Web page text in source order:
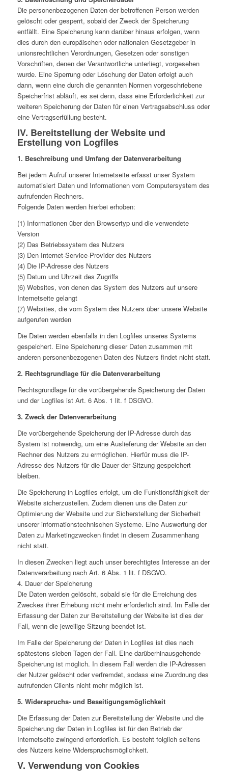
Die personenbezogenen Daten der betroffenen Person werden
gelöscht oder gesperrt, sobald der Zweck der Speicherung
entfällt. Eine Speicherung kann darüber hinaus erfolgen, wenn
dies durch den europäischen oder nationalen Gesetzgeber in
unionsrechtlichen Verordnungen, Gesetzen oder sonstigen
Vorschriften, denen der Verantwortliche unterliegt, vorgesehen
wurde. Eine Sperrung oder Löschung der Daten erfolgt auch
dann, wenn eine durch die genannten Normen vorgeschriebene
Speicherfrist abläuft, es sei denn, dass eine Erforderlichkeit zur
weiteren Speicherung der Daten für einen Vertragsabschluss oder
eine Vertragserfüllung besteht.
IV. Bereitstellung der Website und
Erstellung von Logfiles
1. Beschreibung und Umfang der Datenverarbeitung
Bei jedem Aufruf unserer Internetseite erfasst unser System
automatisiert Daten und Informationen vom Computersystem des
aufrufenden Rechners.
Folgende Daten werden hierbei erhoben:
(1) Informationen über den Browsertyp und die verwendete
Version
(2) Das Betriebssystem des Nutzers
(3) Den Internet-Service-Provider des Nutzers
(4) Die IP-Adresse des Nutzers
(5) Datum und Uhrzeit des Zugriffs
(6) Websites, von denen das System des Nutzers auf unsere
Internetseite gelangt
(7) Websites, die vom System des Nutzers über unsere Website
aufgerufen werden
Die Daten werden ebenfalls in den Logfiles unseres Systems
gespeichert. Eine Speicherung dieser Daten zusammen mit
anderen personenbezogenen Daten des Nutzers findet nicht statt.
2. Rechtsgrundlage für die Datenverarbeitung
Rechtsgrundlage für die vorübergehende Speicherung der Daten
und der Logfiles ist Art. 6 Abs. 1 lit. f DSGVO.
3. Zweck der Datenverarbeitung
Die vorübergehende Speicherung der IP-Adresse durch das
System ist notwendig, um eine Auslieferung der Website an den
Rechner des Nutzers zu ermöglichen. Hierfür muss die IP-
Adresse des Nutzers für die Dauer der Sitzung gespeichert
bleiben.
Die Speicherung in Logfiles erfolgt, um die Funktionsfähigkeit der
Website sicherzustellen. Zudem dienen uns die Daten zur
Optimierung der Website und zur Sicherstellung der Sicherheit
unserer informationstechnischen Systeme. Eine Auswertung der
Daten zu Marketingzwecken findet in diesem Zusammenhang
nicht statt.
In diesen Zwecken liegt auch unser berechtigtes Interesse an der
Datenverarbeitung nach Art. 6 Abs. 1 lit. f DSGVO.
4. Dauer der Speicherung
Die Daten werden gelöscht, sobald sie für die Erreichung des
Zweckes ihrer Erhebung nicht mehr erforderlich sind. Im Falle der
Erfassung der Daten zur Bereitstellung der Website ist dies der
Fall, wenn die jeweilige Sitzung beendet ist.
Im Falle der Speicherung der Daten in Logfiles ist dies nach
spätestens sieben Tagen der Fall. Eine darüberhinausgehende
Speicherung ist möglich. In diesem Fall werden die IP-Adressen
der Nutzer gelöscht oder verfremdet, sodass eine Zuordnung des
aufrufenden Clients nicht mehr möglich ist.
5. Widerspruchs- und Beseitigungsmöglichkeit
Die Erfassung der Daten zur Bereitstellung der Website und die
Speicherung der Daten in Logfiles ist für den Betrieb der
Internetseite zwingend erforderlich. Es besteht folglich seitens
des Nutzers keine Widerspruchsmöglichkeit.
V. Verwendung von Cookies